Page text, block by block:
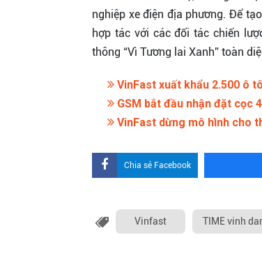
nghiệp xe điện địa phương. Để
hợp tác với các đối tác chiến
thông “Vì Tương lai Xanh” toàn
VinFast xuất khẩu 2.500 ô
GSM bắt đầu nhận đặt cọc
VinFast dừng mô hình cho
Chia sẻ Facebook
Vinfast TIME vinh